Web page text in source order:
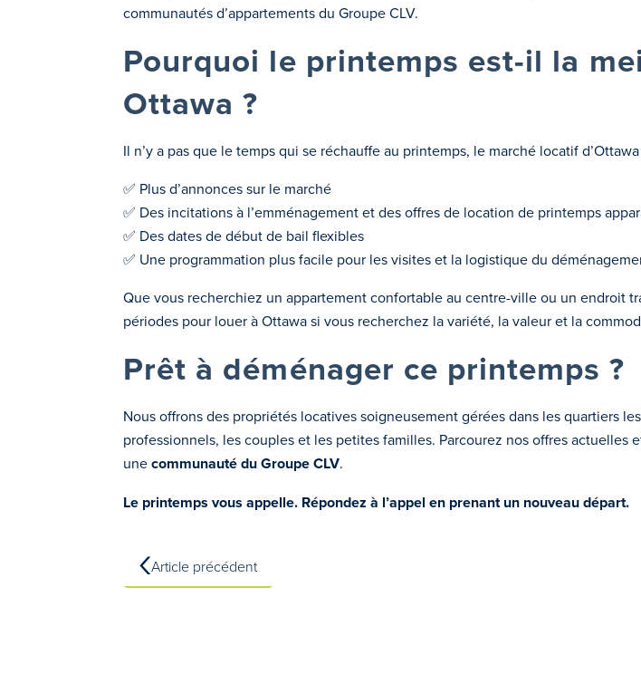
communautés d’appartements du Groupe CLV.
Pourquoi le printemps est-il la
Ottawa ?
Il n’y a pas que le temps qui se réchauffe au printemps, le marché locatif
✅ Plus d’annonces sur le marché
✅ Des incitations à l’emménagement et des offres de location de printemps
✅ Des dates de début de bail flexibles
✅ Une programmation plus facile pour les visites et la logistique du
Que vous recherchiez un appartement confortable au centre-ville ou un endroit
périodes pour louer à Ottawa si vous recherchez la variété, la valeur et la
Prêt à déménager ce printemps ?
Nous offrons des propriétés locatives soigneusement gérées dans les quartiers
professionnels, les couples et les petites familles. Parcourez nos offres
unecommunauté du Groupe CLV.
Le printemps vous appelle. Répondez à l’appel en prenant un nouveau départ.
Article précédent